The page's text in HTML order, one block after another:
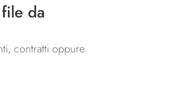
da
contratti oppure